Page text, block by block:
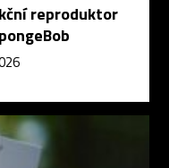
reproduktor